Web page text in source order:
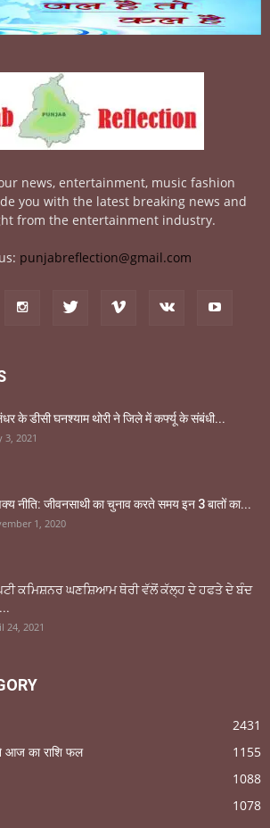
news, entertainment, music fashion
you with the latest breaking news and
from the entertainment industry.
punjabreflection@gmail.com
के डीसी घनश्याम थोरी ने जिले में कर्फ्यू के संबंधी...
3, 2021
नीति: जीवनसाथी का चुनाव करते समय इन 3 बातों का...
1, 2020
ਕਮਿਸ਼ਨਰ ਘਣਸ਼ਿਆਮ ਥੋਰੀ ਵੱਲੋਂ ਕੱਲ੍ਹ ਦੇ ਹਫਤੇ ਦੇ ਬੰਦ
24, 2021
2431
आज का राशि फल
1155
1088
1078